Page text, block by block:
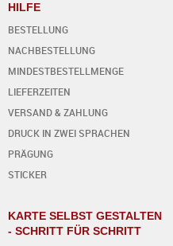
HILFE
BESTELLUNG
NACHBESTELLUNG
MINDESTBESTELLMENGE
LIEFERZEITEN
VERSAND & ZAHLUNG
DRUCK IN ZWEI SPRACHEN
PRÄGUNG
STICKER
KARTE SELBST GESTALTEN
- SCHRITT FÜR SCHRITT